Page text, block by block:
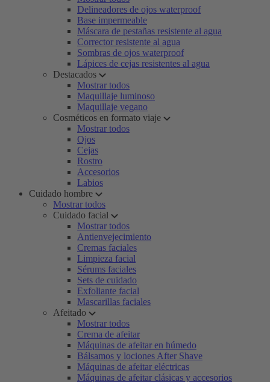
Delineadores de ojos waterproof
Base impermeable
Máscara de pestañas resistente al agua
Corrector resistente al agua
Sombras de ojos waterproof
Lápices de cejas resistentes al agua
Destacados
Mostrar todos
Maquillaje luminoso
Maquillaje vegano
Cosméticos en formato viaje
Mostrar todos
Ojos
Cejas
Rostro
Accesorios
Labios
Cuidado hombre
Mostrar todos
Cuidado facial
Mostrar todos
Antienvejecimiento
Cremas faciales
Limpieza facial
Sérums faciales
Sets de cuidado
Exfoliante facial
Mascarillas faciales
Afeitado
Mostrar todos
Crema de afeitar
Máquinas de afeitar en húmedo
Bálsamos y lociones After Shave
Máquinas de afeitar eléctricas
Máquinas de afeitar clásicas y accesorios